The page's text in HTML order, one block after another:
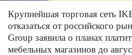
Крупнейшая торговая сеть
отказаться от российского
Group заявила о планах
мебельных магазинов до